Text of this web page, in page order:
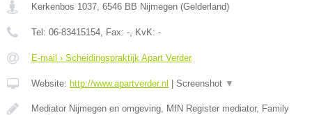
Kerkenbos 1037 6546 BB Nijmegen (Gelderland)
Tel: 06-83415154 , Fax: - , KvK: -
E-mail › Scheidingspraktijk Apart Verder
Website: http://www.apartverder.nl | Screenshot ▼
Mediator Nijmegen en omgeving, MfN Register mediator, Family